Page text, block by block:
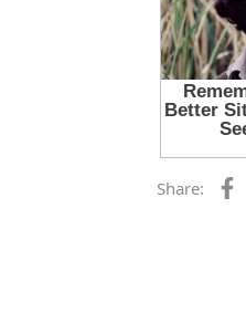
Share: